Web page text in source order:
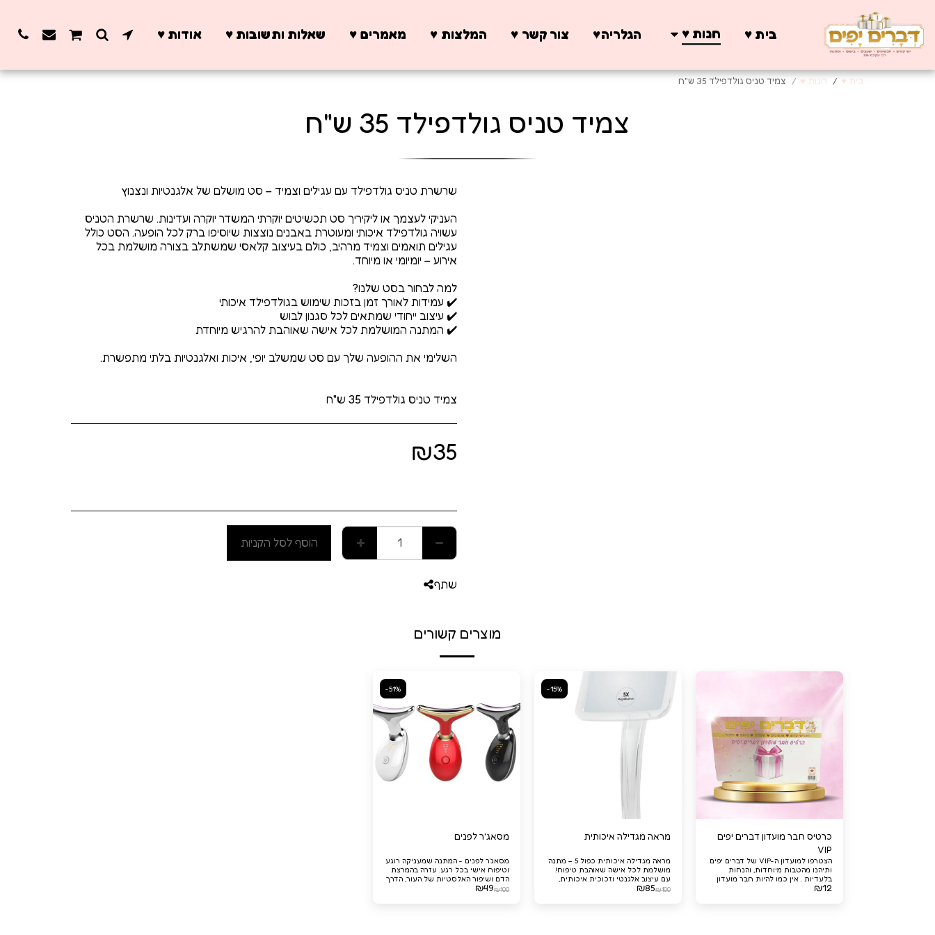
בית ♥️ חנות ♥️ הגלריה♥️ צור קשר ♥️ המלצות ♥️ מאמרים ♥️ שאלות ותשובות ♥️ אודות ♥️
בית ♥️ חנות ♥️ צמיד טניס גולדפילד 35 ש"ח
צמיד טניס גולדפילד 35 ש"ח
העניקי לעצמך או ליקיריך סט תכשיטים יוקרתי המשדר יוקרה ועדינות. שרשרת הטניס
עשויה גולדפילד איכותי ומעוטרת באבנים נוצצות שיוסיפו ברק לכל הופעה. הסט כולל
עגילים תואמים וצמיד מרהיב, כולם בעיצוב קלאסי שמשתלב בצורה מושלמת בכל
צמיד טניס גולדפילד 35 ש"ח
₪35
הוסף לסל הקניות
שתף
מוצרים קשורים
כרטיס חבר מועדון דברים יפים
VIP
הצטרפו למועדון ה-VIP של דברים יפים
ותיהנו מהטבות מיוחדות, והנחות
בלעדיות . אין כמו להיות חבר מועדון
דברים יפים VIP!
₪12
-15%
מראה מגדילה איכותית
מראה מגדילה איכותית כפול 5 – מתנה
מושלמת לכל אישה שאוהבת טיפוח!
עם עיצוב אלגנטי וזכוכית איכותית,
המראה הזו מציעה הגדלה מצוינת
₪100
₪85
-51%
מסאג'ר לפנים
מסאג'ר לפנים - המתנה שמעניקה רוגע
וטיפוח אישי בכל רגע. עזרה בהמרצת
הדם ושיפור האלסטיות של העור, הדרך
האולטימטיבית לפינוק עצמי לאחר יום
₪100
₪49